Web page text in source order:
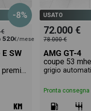
-8%
€
520€/mese
SW
sw all-terrain 220 d premium 4matic auto
USATO
72.000 €
78.000 €
AMG GT-4
grigio
Pronta consegna